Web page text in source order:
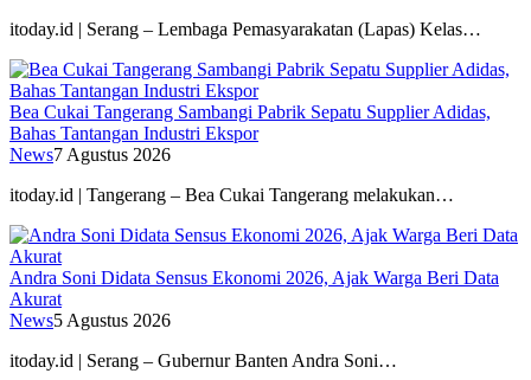
itoday.id | Serang – Lembaga Pemasyarakatan (Lapas) Kelas…
Bea Cukai Tangerang Sambangi Pabrik Sepatu Supplier Adidas,
Bahas Tantangan Industri Ekspor
News7 Agustus 2026
itoday.id | Tangerang – Bea Cukai Tangerang melakukan…
Andra Soni Didata Sensus Ekonomi 2026, Ajak Warga Beri Data
Akurat
News5 Agustus 2026
itoday.id | Serang – Gubernur Banten Andra Soni…